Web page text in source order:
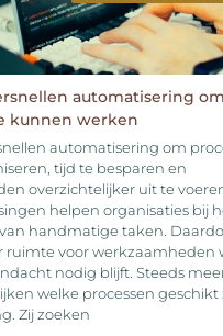
automatisering om
kunnen werken
automatisering om
tijd te besparen en
overzichtelijker uit te
helpen organisaties bij
handmatige taken.
ruimte voor werkzaamheden
nodig blijft. Steeds
welke processen geschikt
Zij zoeken